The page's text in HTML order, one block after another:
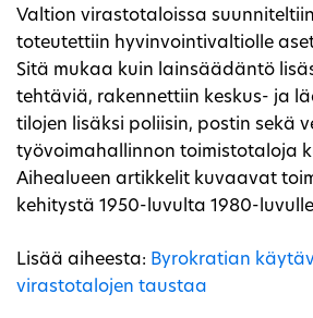
Valtion virastotaloissa
toteutettiin hyvinvointivaltiolle
Sitä mukaa kuin lainsäädäntö
tehtäviä, rakennettiin keskus- ja
tilojen lisäksi poliisin, postin sekä
työvoimahallinnon toimistotaloja
Aihealueen artikkelit kuvaavat
kehitystä 1950-luvulta 1980-
Lisää aiheesta: Byrokratian
virastotalojen taustaa